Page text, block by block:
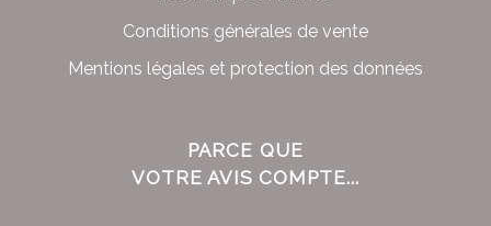
Conditions générales de vente
Mentions légales et protection des données
PARCE QUE
VOTRE AVIS COMPTE...